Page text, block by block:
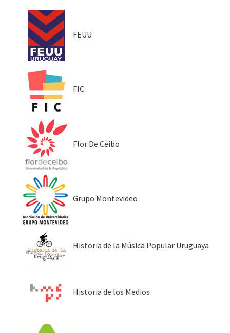
FEUU
FIC
Flor De Ceibo
Grupo Montevideo
Historia de la Música Popular Uruguaya
Historia de los Medios